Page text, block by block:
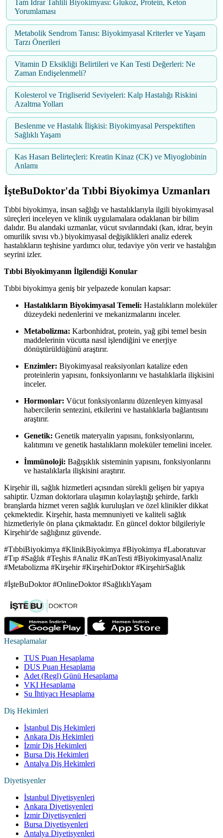
Tam İdrar Tahlili Biyokimyası: Glukoz, Protein, Keton
Yorumlaması
Metabolik Sendrom Tanısı: Biyokimyasal Kriterler ve Yaşam
Tarzı Önerileri
Vitamin D Eksikliği Belirtileri ve Kan Testi Değerleri: Ne
Zaman Endişelenmeli?
Kolesterol ve Trigliserid Seviyeleri: Kalp Hastalığı Riskini
Azaltma Yolları
Beslenme ve Hastalık İlişkisi: Biyokimyasal Perspektiften
Sağlıklı Yaşam
Kas Hasarı Belirteçleri: Kreatin Kinaz (CK) ve Miyoglobinin
Anlamı
İşteBuDoktor'da Tıbbi Biyokimya Uzmanları
Tıbbi biyokimya, insan sağlığı ve hastalıklarıyla ilgili biyokimyasal
süreçleri inceleyen ve klinik uygulamalara odaklanan bir bilim
dalıdır. Bu alandaki uzmanlar, vücut sıvılarındaki (kan, idrar, beyin
omurilik sıvısı vb.) biyokimyasal değişiklikleri analiz ederek
hastalıkların teşhisine yardımcı olur, tedaviye yön verir ve hastalığın
seyrini izler.
Tıbbi Biyokimyanın İlgilendiği Konular
Tıbbi biyokimya geniş bir yelpazede konuları kapsar:
Hastalıkların Biyokimyasal Temeli: Hastalıkların moleküler
düzeydeki nedenlerini ve mekanizmalarını inceler.
Metabolizma: Karbonhidrat, protein, yağ gibi temel besin
maddelerinin vücutta nasıl işlendiğini ve enerjiye
dönüştürüldüğünü araştırır.
Enzimler: Biyokimyasal reaksiyonları katalize eden
proteinlerin yapısını, fonksiyonlarını ve hastalıklarla ilişkisini
inceler.
Hormonlar: Vücut fonksiyonlarını düzenleyen kimyasal
habercilerin sentezini, etkilerini ve hastalıklarla bağlantısını
araştırır.
Genetik: Genetik materyalin yapısını, fonksiyonlarını,
kalıtımını ve genetik hastalıkların moleküler temelini inceler.
İmmünoloji: Bağışıklık sisteminin yapısını, fonksiyonlarını
ve hastalıklarla ilişkisini araştırır.
Kirşehir ili, sağlık hizmetleri açısından sürekli gelişen bir yapıya
sahiptir. Uzman doktorlara ulaşımın kolaylaştığı şehirde, farklı
branşlarda hizmet veren sağlık kuruluşları ve özel klinikler dikkat
çekmektedir. Kirşehir, hasta memnuniyeti ve kaliteli sağlık
hizmetleriyle ön plana çıkmaktadır. En güncel doktor bilgileriyle
Kirşehir'de sağlığınız güvende.
#TıbbiBiyokimya #KlinikBiyokimya #Biyokimya #Laboratuvar
#Tıp #Sağlık #Teşhis #Analiz #KanTesti #BiyokimyasalAnaliz
#Metabolizma #Kirşehir #KirşehirDoktor #KirşehirSağlık
#İşteBuDoktor #OnlineDoktor #SağlıklıYaşam
Hesaplamalar
TUS Puan Hesaplama
DUS Puan Hesaplama
Adet (Regl) Günü Hesaplama
VKI Hesaplama
Su İhtiyacı Hesaplama
Diş Hekimleri
İstanbul Diş Hekimleri
Ankara Diş Hekimleri
İzmir Diş Hekimleri
Bursa Diş Hekimleri
Antalya Diş Hekimleri
Diyetisyenler
İstanbul Diyetisyenleri
Ankara Diyetisyenleri
İzmir Diyetisyenleri
Bursa Diyetisyenleri
Antalya Diyetisyenleri